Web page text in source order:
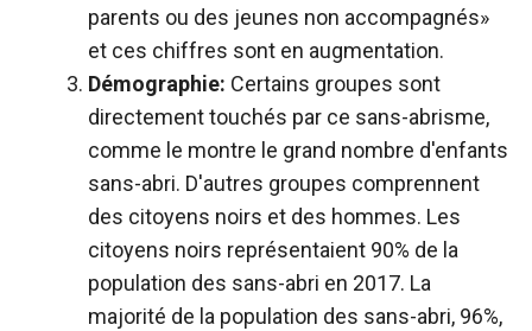
parents ou des jeunes non accompagnés»
et ces chiffres sont en augmentation.
Démographie: Certains groupes sont
directement touchés par ce sans-abrisme,
comme le montre le grand nombre d'enfants
sans-abri. D'autres groupes comprennent
des citoyens noirs et des hommes. Les
citoyens noirs représentaient 90% de la
population des sans-abri en 2017. La
majorité de la population des sans-abri, 96%,